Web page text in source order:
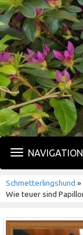
NAVIGATION
Schmetterlingshund »
Wie teuer sind